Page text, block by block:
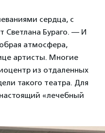
сердца, с
Светлана Бураго. — И
атмосфера,
артисты. Многие
из отдаленных
такого театра. Для
«лечебный